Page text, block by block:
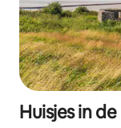
Huisjes in